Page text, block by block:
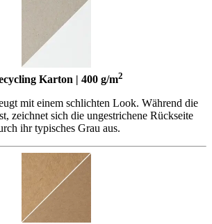
Karton | 400 g/m2
mit einem schlichten Look. Während die
zeichnet sich die ungestrichene Rückseite
ihr typisches Grau aus.